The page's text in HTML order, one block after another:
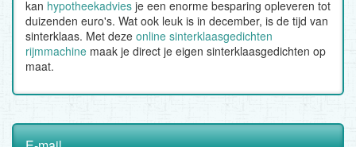
kan hypotheekadvies je een enorme besparing opleveren tot
duizenden euro's. Wat ook leuk is in december, is de tijd van
sinterklaas. Met deze online sinterklaasgedichten
rijmmachine maak je direct je eigen sinterklaasgedichten op
maat.